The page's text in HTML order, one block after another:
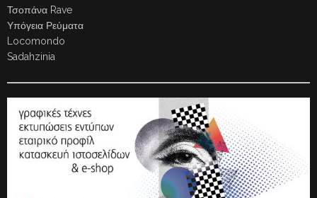
Τσοπάνα Rave
Υπόγεια Ρεύματα
Locomondo
Sadahzinia